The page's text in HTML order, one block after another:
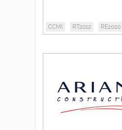
CCMI RT2012 RE2020